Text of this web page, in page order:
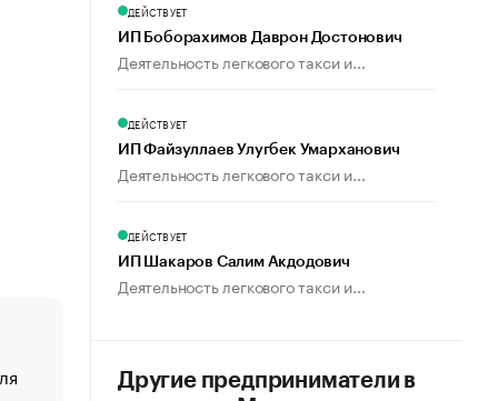
«От спорта тело стареет иначе». Как живет глава
ДЕЙСТВУЕТ
ИП Боборахимов Даврон Достонович
Деятельность легкового такси и...
ДЕЙСТВУЕТ
ИП Файзуллаев Улугбек Умарханович
Деятельность легкового такси и...
ДЕЙСТВУЕТ
ИП Шакаров Салим Акдодович
Деятельность легкового такси и...
Другие предприниматели в